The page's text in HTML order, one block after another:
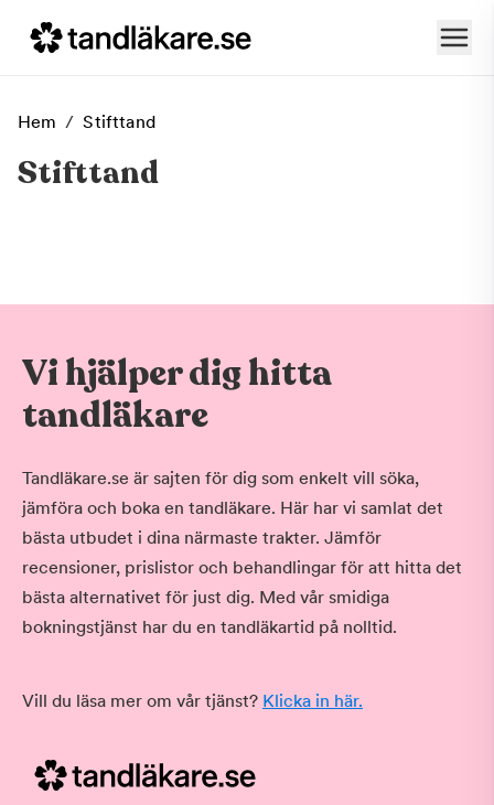
Hem / Stifttand
Stifttand
Vi hjälper dig hitta
tandläkare
Tandläkare.se är sajten för dig som enkelt vill söka,
jämföra och boka en tandläkare. Här har vi samlat det
bästa utbudet i dina närmaste trakter. Jämför
recensioner, prislistor och behandlingar för att hitta det
bästa alternativet för just dig. Med vår smidiga
bokningstjänst har du en tandläkartid på nolltid.
Vill du läsa mer om vår tjänst? Klicka in här.